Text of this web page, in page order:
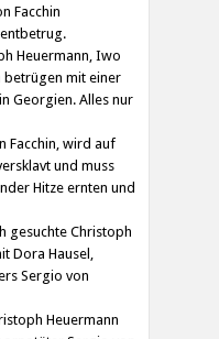
Facchin
Heuermann, Iwo
betrügen mit einer
Georgien. Alles nur
Facchin, wird auf
und muss
Hitze ernten und
gesuchte Christoph
Dora Hausel,
Sergio von
Heuermann